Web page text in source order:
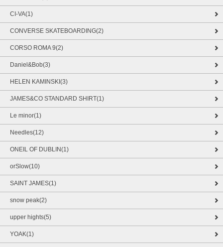
CI-VA(1)
CONVERSE SKATEBOARDING(2)
CORSO ROMA 9(2)
Daniel&Bob(3)
HELEN KAMINSKI(3)
JAMES&CO STANDARD SHIRT(1)
Le minor(1)
Needles(12)
ONEIL OF DUBLIN(1)
orSlow(10)
SAINT JAMES(1)
snow peak(2)
upper hights(5)
YOAK(1)